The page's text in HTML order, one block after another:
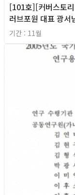
[101호][커버스토
러브포원 대표 광서
기간 : 11월